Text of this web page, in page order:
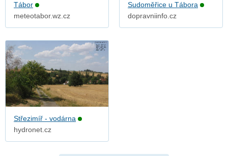
Tábor
meteotabor.wz.cz
Sudoměřice u Tábora
dopravniinfo.cz
Střezimíř - vodárna
hydronet.cz